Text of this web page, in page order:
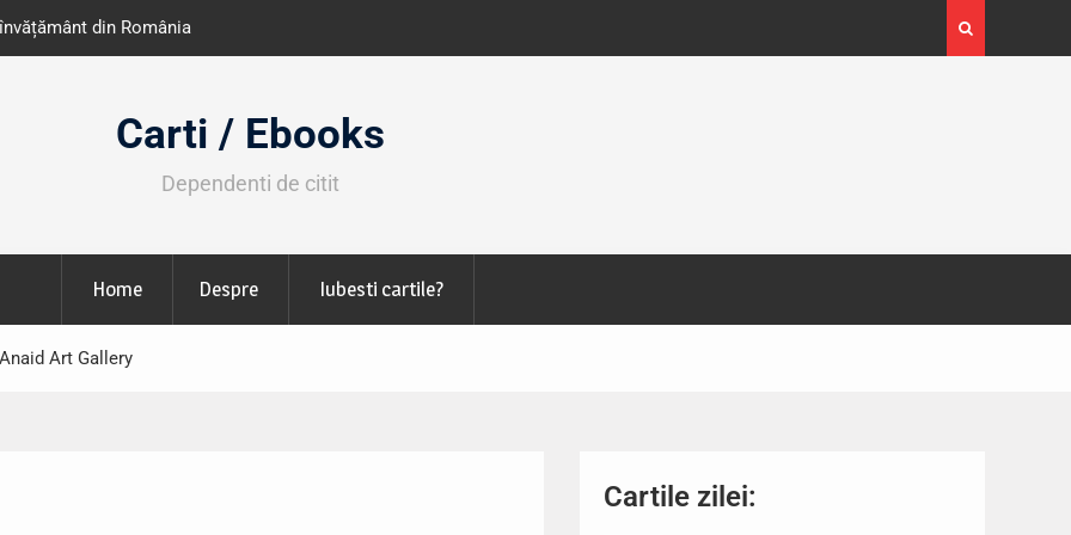
din România
octombrie
Expoziția Brâncuși de la Timișoara a atras peste
130.000 de vizitatori
Carti / Ebooks
Dependenti de citit
Home Despre Iubesti cartile?
Art Gallery
Cartile zilei: